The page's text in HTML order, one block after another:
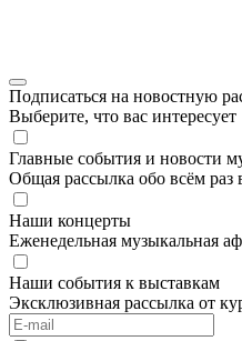
Подписаться на новостную
Выберите, что вас интересует
Главные события и новости
Общая рассылка обо всём раз
Наши концерты
Еженедельная музыкальная
Наши события к выставкам
Эксклюзивная рассылка от